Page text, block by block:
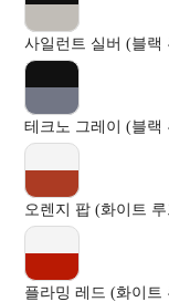
사일런트 실버 (블랙
테크노 그레이 (블랙
오렌지 팝 (화이트
플라밍 레드 (화이트